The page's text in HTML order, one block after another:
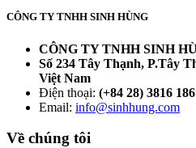
CÔNG TY TNHH SINH HÙNG
CÔNG TY TNHH SINH
Số 234 Tây Thạnh, P.Tây
Việt Nam
Điện thoại: (+84 28) 3816
Email: info@sinhhung.com
Về chúng tôi